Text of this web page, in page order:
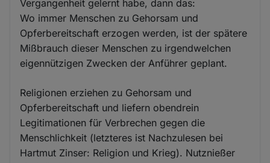
Vergangenheit gelernt habe, dann das:
Wo immer Menschen zu Gehorsam und
Opferbereitschaft erzogen werden, ist der spätere
Mißbrauch dieser Menschen zu irgendwelchen
eigennützigen Zwecken der Anführer geplant.
Religionen erziehen zu Gehorsam und
Opferbereitschaft und liefern obendrein
Legitimationen für Verbrechen gegen die
Menschlichkeit (letzteres ist Nachzulesen bei
Hartmut Zinser: Religion und Krieg). Nutznießer